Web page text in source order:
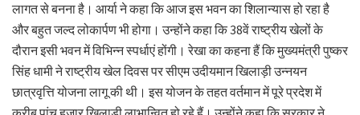
लागत से बनना है। आर्या ने कहा कि आज इस भवन का शिलान्यास हो रहा है
और बहुत जल्द लोकार्पण भी होगा। उन्होंने कहा कि 38वें राष्ट्रीय खेलों के
दौरान इसी भवन में विभिन्न स्पर्धाएं होंगी। रेखा का कहना हैं कि मुख्यमंत्री पुष्कर
सिंह धामी ने राष्ट्रीय खेल दिवस पर सीएम उदीयमान खिलाड़ी उन्नयन
छात्रवृत्ति योजना लागू की थी। इस योजन के तहत वर्तमान में पूरे प्रदेश में